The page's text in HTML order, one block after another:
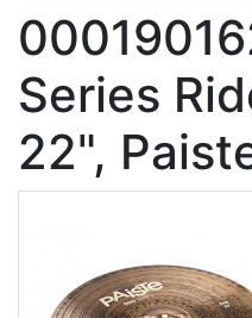
Series
22",